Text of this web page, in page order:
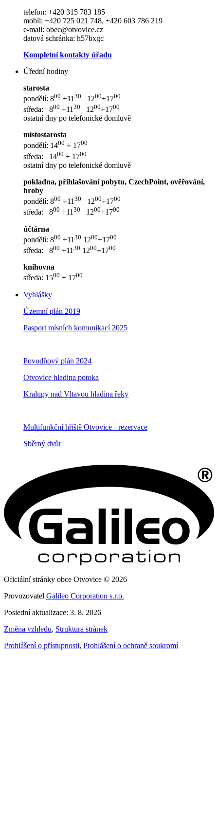
telefon: +420 315 783 185
mobil: +420 725 021 748, +420 603 786 219
e-mail: obec@otvovice.cz
datová schránka: h57bxgc
Kompletní kontakty úřadu
Úřední hodiny
starosta
pondělí: 800 ÷11 30 1200÷1700
středa: 800 ÷11 30 1200÷1700
ostatní dny po telefonické domluvě
místostarosta
pondělí: 1400 ÷ 1700
středa: 1400 ÷ 1700
ostatní dny po telefonické domluvě
pokladna, přihlašování pobytu, CzechPoint, ověřování,
hroby
pondělí: 800 ÷11 30 1200÷1700
středa: 800 ÷1130 1200÷1700
účtárna
pondělí: 800 ÷11 30 1200÷1700
středa: 800 ÷11 30 1200÷1700
knihovna
středa: 1500 ÷ 1700
Vyhlášky
Územní plán 2019
Pasport mísních komunikací 2025
Povodňový plán 2024
Otvovice hladina potoka
Kralupy nad Vltavou hladina řeky
Multifunkční hřiště Otvovice - rezervace
Sběrný dvůr
Oficiální stránky obce Otvovice © 2026
Provozovatel Galileo Corporation s.r.o.
Poslední aktualizace: 3. 8. 2026
Změna vzhledu, Struktura stránek
Prohlášení o přístupnosti, Prohlášení o ochraně soukromí